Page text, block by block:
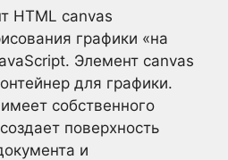
HTML canvas
графики «на
Элемент canvas
для графики.
собственного
поверхность
и